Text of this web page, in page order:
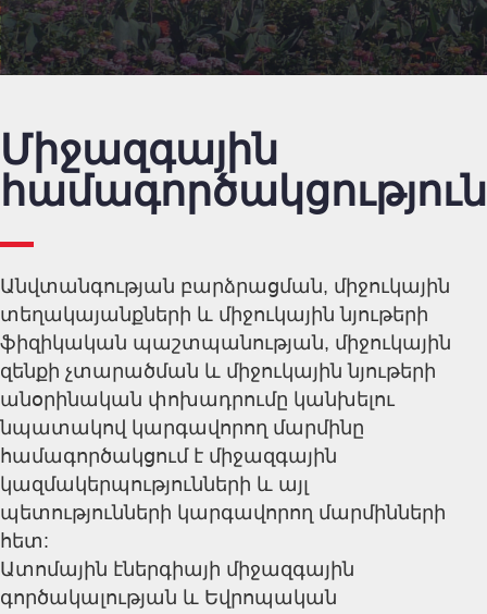
Միջազգային
համագործակցություն
Անվտանգության բարձրացման, միջուկային
տեղակայանքների և միջուկային նյութերի
ֆիզիկական պաշտպանության, միջուկային
զենքի չտարածման և միջուկային նյութերի
անօրինական փոխադրումը կանխելու
նպատակով կարգավորող մարմինը
համագործակցում է միջազգային
կազմակերպությունների և այլ
պետությունների կարգավորող մարմինների
հետ:
Ատոմային էներգիայի միջազգային
գործակալության և Եվրոպական